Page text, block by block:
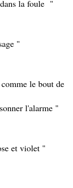
la foule "
"
le bout de
l'alarme "
et violet "